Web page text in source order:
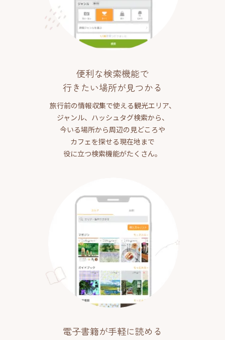
便利な検索機能で
行きたい場所が見つかる
旅行前の情報収集で使える観光エリア、
ジャンル、ハッシュタグ検索から、
今いる場所から周辺の見どころや
カフェを探せる現在地まで
役に立つ検索機能がたくさん。
電子書籍が手軽に読める